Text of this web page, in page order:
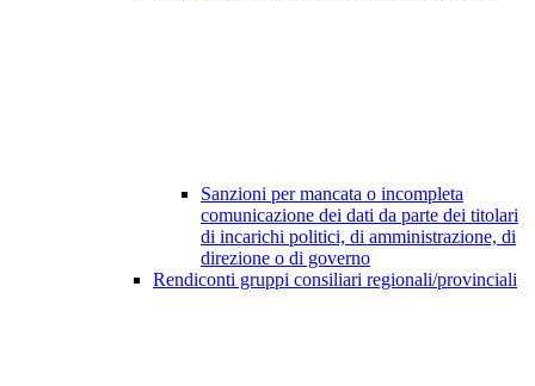
Sanzioni per mancata o incompleta
comunicazione dei dati da parte dei titolari
di incarichi politici, di amministrazione, di
direzione o di governo
Rendiconti gruppi consiliari regionali/provinciali